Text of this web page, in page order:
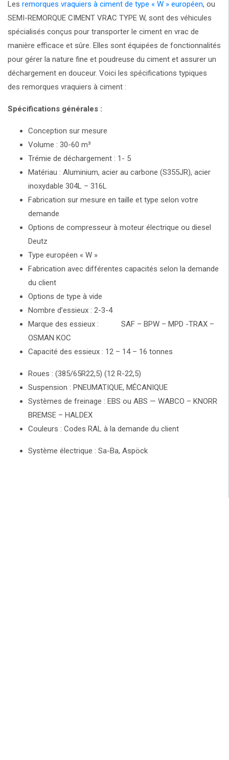
Les remorques vraquiers à ciment de type « W » européen, ou
SEMI-REMORQUE CIMENT VRAC TYPE W, sont des véhicules
spécialisés conçus pour transporter le ciment en vrac de
manière efficace et sûre. Elles sont équipées de fonctionnalités
pour gérer la nature fine et poudreuse du ciment et assurer un
déchargement en douceur. Voici les spécifications typiques
des remorques vraquiers à ciment :
Spécifications générales :
Conception sur mesure
Volume : 30-60 m³
Trémie de déchargement : 1- 5
Matériau : Aluminium, acier au carbone (S355JR), acier
inoxydable 304L – 316L
Fabrication sur mesure en taille et type selon votre
demande
Options de compresseur à moteur électrique ou diesel
Deutz
Type européen « W »
Fabrication avec différentes capacités selon la demande
du client
Options de type à vide
Nombre d’essieux : 2-3-4
Marque des essieux : SAF – BPW – MPD -TRAX –
OSMAN KOC
Capacité des essieux : 12 – 14 – 16 tonnes
Roues : (385/65R22,5) (12 R-22,5)
Suspension : PNEUMATIQUE, MÉCANIQUE
Systèmes de freinage : EBS ou ABS — WABCO – KNORR
BREMSE – HALDEX
Couleurs : Codes RAL à la demande du client
Système électrique : Sa-Ba, Aspöck